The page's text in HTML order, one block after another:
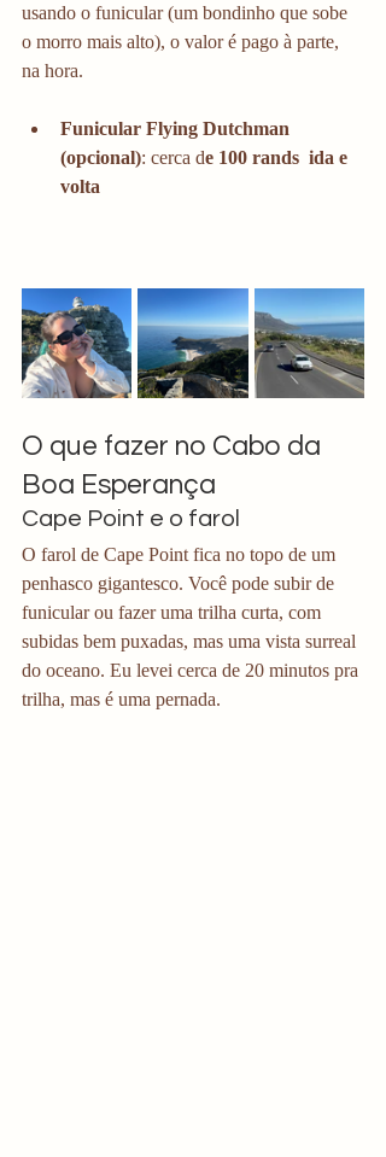
usando o funicular (um bondinho que sobe
o morro mais alto), o valor é pago à parte,
na hora.
Funicular Flying Dutchman
(opcional): cerca de 100 rands  ida e
volta
O que fazer no Cabo da
Boa Esperança
Cape Point e o farol
O farol de Cape Point fica no topo de um
penhasco gigantesco. Você pode subir de
funicular ou fazer uma trilha curta, com
subidas bem puxadas, mas uma vista surreal
do oceano. Eu levei cerca de 20 minutos pra
trilha, mas é uma pernada.